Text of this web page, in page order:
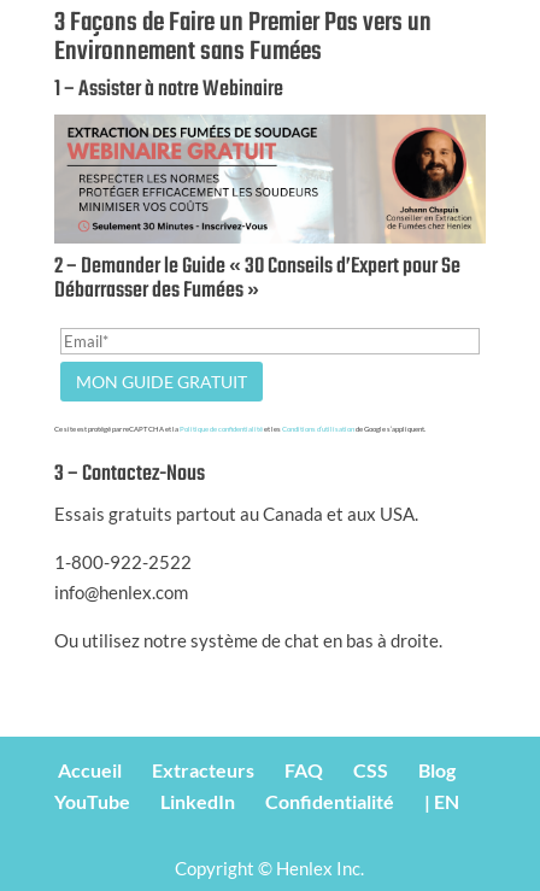
3 Façons de Faire un Premier Pas vers un
Environnement sans Fumées
1 – Assister à notre Webinaire
2 – Demander le Guide « 30 Conseils d’Expert pour Se
Débarrasser des Fumées »
Ce site est protégé par reCAPTCHA et laPolitique de confidentialitéet les Conditions d’utilisationde Google s’appliquent.
3 – Contactez-Nous
Essais gratuits partout au Canada et aux USA.
1-800-922-2522
info@henlex.com
Ou utilisez notre système de chat en bas à droite.
Accueil Extracteurs FAQ CSS
Blog
YouTube
LinkedIn Confidentialité | EN
Copyright © Henlex Inc.